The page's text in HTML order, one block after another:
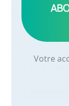
Votre